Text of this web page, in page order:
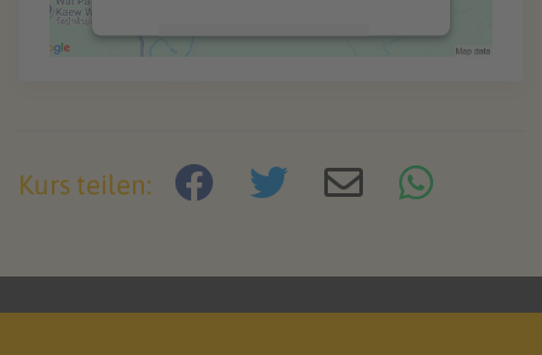
Mehr Informationen
Management Platform
&eRecht24
Kurs teilen: